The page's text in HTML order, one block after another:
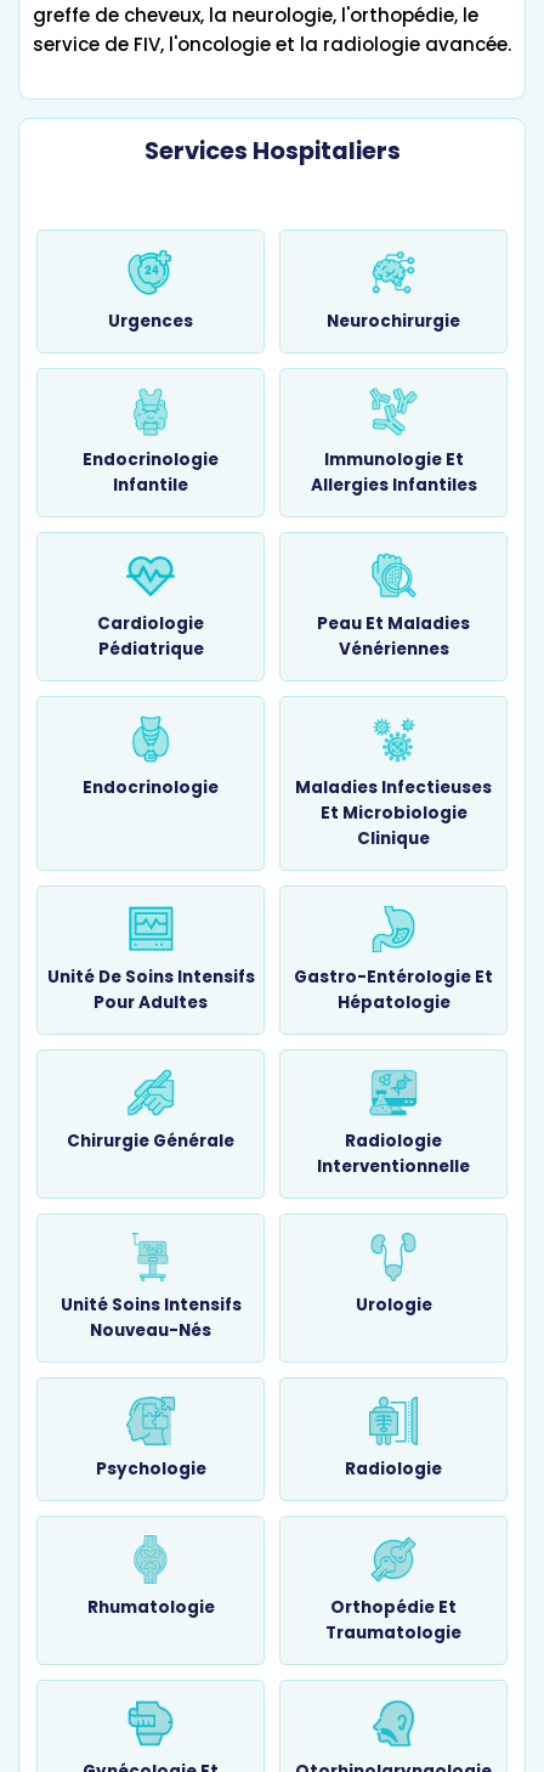
greffe de cheveux, la neurologie, l'orthopédie, le
service de FIV, l'oncologie et la radiologie avancée.
Services Hospitaliers
Urgences Neurochirurgie
Endocrinologie
Infantile
Immunologie Et
Allergies Infantiles
Cardiologie
Pédiatrique
Peau Et Maladies
Vénériennes
Endocrinologie
Maladies Infectieuses
Et Microbiologie
Clinique
Unité De Soins Intensifs
Pour Adultes
Gastro-Entérologie Et
Hépatologie
Chirurgie Générale
Radiologie
Interventionnelle
Unité Soins Intensifs
Nouveau-Nés
Urologie
Psychologie Radiologie
Rhumatologie
Orthopédie Et
Traumatologie